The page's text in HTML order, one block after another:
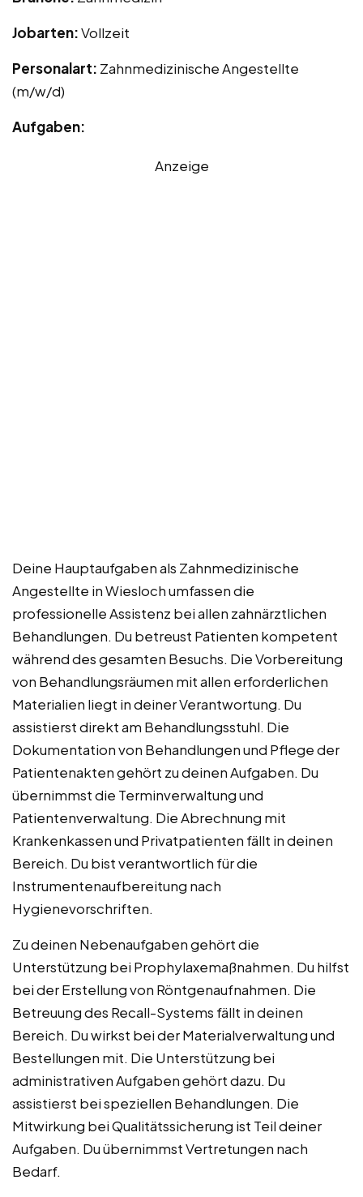
Jobarten:Vollzeit
Personalart: Zahnmedizinische Angestellte
(m/w/d)
Aufgaben:
Anzeige
Deine Hauptaufgaben als Zahnmedizinische
Angestellte in Wiesloch umfassen die
professionelle Assistenz bei allen zahnärztlichen
Behandlungen. Du betreust Patienten kompetent
während des gesamten Besuchs. Die Vorbereitung
von Behandlungsräumen mit allen erforderlichen
Materialien liegt in deiner Verantwortung. Du
assistierst direkt am Behandlungsstuhl. Die
Dokumentation von Behandlungen und Pflege der
Patientenakten gehört zu deinen Aufgaben. Du
übernimmst die Terminverwaltung und
Patientenverwaltung. Die Abrechnung mit
Krankenkassen und Privatpatienten fällt in deinen
Bereich. Du bist verantwortlich für die
Instrumentenaufbereitung nach
Hygienevorschriften.
Zu deinen Nebenaufgaben gehört die
Unterstützung bei Prophylaxemaßnahmen. Du hilfst
bei der Erstellung von Röntgenaufnahmen. Die
Betreuung des Recall-Systems fällt in deinen
Bereich. Du wirkst bei der Materialverwaltung und
Bestellungen mit. Die Unterstützung bei
administrativen Aufgaben gehört dazu. Du
assistierst bei speziellen Behandlungen. Die
Mitwirkung bei Qualitätssicherung ist Teil deiner
Aufgaben. Du übernimmst Vertretungen nach
Bedarf.